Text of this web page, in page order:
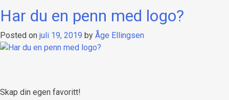
Har du en penn med logo?
Posted on juli 19, 2019 by Åge Ellingsen
Skap din egen favoritt!